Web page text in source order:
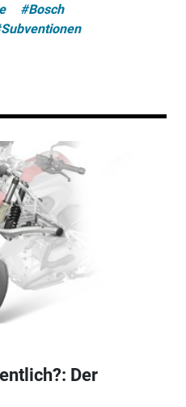
#Bosch
Der